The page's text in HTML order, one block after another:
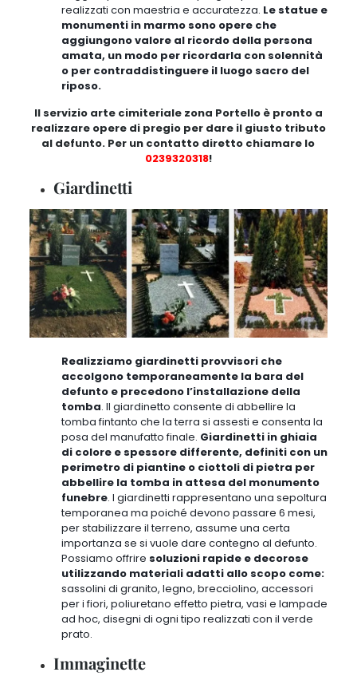
realizzati con maestria e accuratezza. Le statue e
monumenti in marmo sono opere che
aggiungono valore al ricordo della persona
amata, un modo per ricordarla con solennità
o per contraddistinguere il luogo sacro del
riposo.
Il servizio arte cimiteriale zona Portello è pronto a
realizzare opere di pregio per dare il giusto tributo
al defunto. Per un contatto diretto chiamare lo
0239320318!
Giardinetti
Realizziamo giardinetti provvisori che
accolgono temporaneamente la bara del
defunto e precedono l’installazione della
tomba. Il giardinetto consente di abbellire la
tomba fintanto che la terra si assesti e consenta la
posa del manufatto finale. Giardinetti in ghiaia
di colore e spessore differente, definiti con un
perimetro di piantine o ciottoli di pietra per
abbellire la tomba in attesa del monumento
funebre. I giardinetti rappresentano una sepoltura
temporanea ma poiché devono passare 6 mesi,
per stabilizzare il terreno, assume una certa
importanza se si vuole dare contegno al defunto.
Possiamo offrire soluzioni rapide e decorose
utilizzando materiali adatti allo scopo come:
sassolini di granito, legno, brecciolino, accessori
per i fiori, poliuretano effetto pietra, vasi e lampade
ad hoc, disegni di ogni tipo realizzati con il verde
prato.
Immaginette